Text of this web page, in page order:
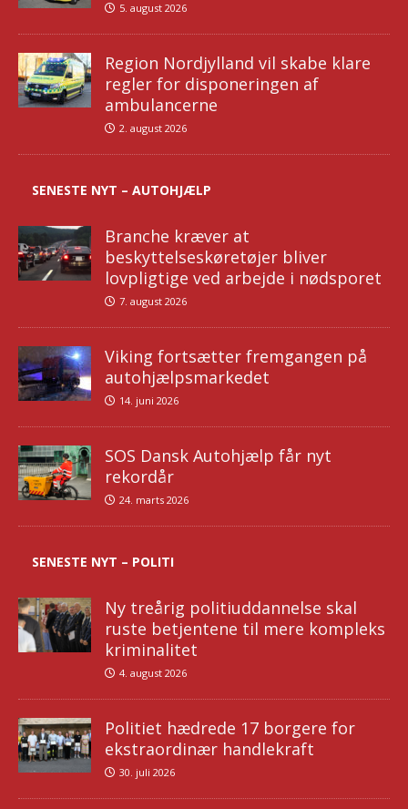
5. august 2026
Region Nordjylland vil skabe klare
regler for disponeringen af
ambulancerne
2. august 2026
SENESTE NYT – AUTOHJÆLP
Branche kræver at
beskyttelseskøretøjer bliver
lovpligtige ved arbejde i nødsporet
7. august 2026
Viking fortsætter fremgangen på
autohjælpsmarkedet
14. juni 2026
SOS Dansk Autohjælp får nyt
rekordår
24. marts 2026
SENESTE NYT – POLITI
Ny treårig politiuddannelse skal
ruste betjentene til mere kompleks
kriminalitet
4. august 2026
Politiet hædrede 17 borgere for
ekstraordinær handlekraft
30. juli 2026